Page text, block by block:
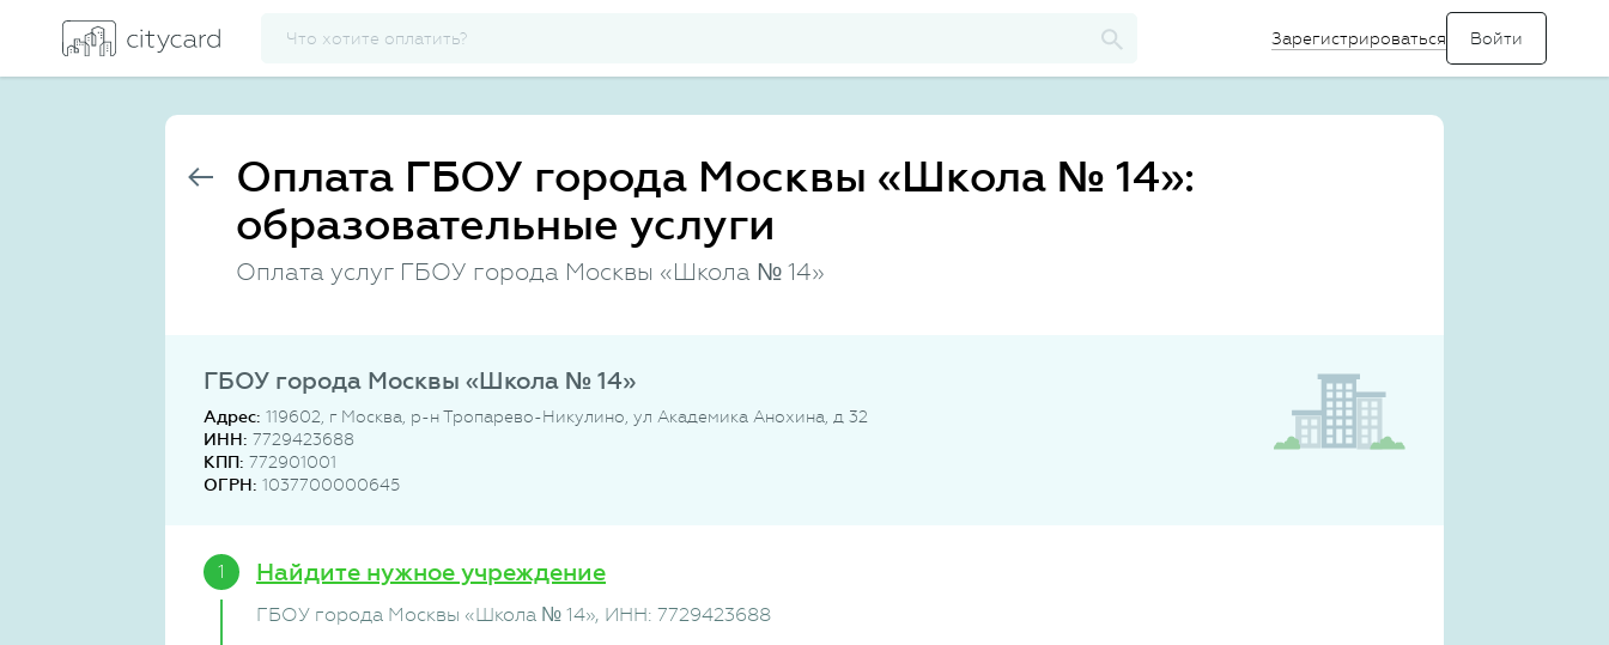
Зарегистрироваться
Оплата ГБОУ города Москвы «Школа № 14»:
образовательные услуги
Оплата услуг ГБОУ города Москвы «Школа № 14»
ГБОУ города Москвы «Школа № 14»
Адрес: 119602, г Москва, р-н Тропарево-Никулино, ул Академика Анохина, д 32
ИНН: 7729423688
КПП: 772901001
ОГРН: 1037700000645
Найдите нужное учреждение
ГБОУ города Москвы «Школа № 14», ИНН: 7729423688